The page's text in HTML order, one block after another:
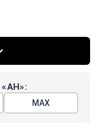
МАХ